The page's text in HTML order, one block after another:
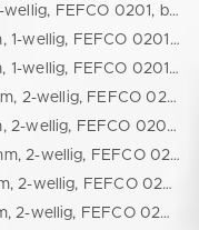
Faltkarton 8/2, 280 x 90 x 280 mm, 1-wellig, FEFCO 0201, braun (77722317116)
Faltkarton C119, 400 x 340 x 200 mm, 1-wellig, FEFCO 0201, braun (24400340200)
Faltkarton CJ6, 600 x 400 x 500 mm, 1-wellig, FEFCO 0201, braun (44411106005)
Faltkarton DD10 A, 350 x 250 x 110 mm, 2-wellig, FEFCO 0201, braun (24350250110)
Faltkarton DD10, 350 x 350 x 220 mm, 2-wellig, FEFCO 0201, braun (24350350220)
Faltkarton DD100, 700 x 560 x 520 mm, 2-wellig, FEFCO 0201, braun (24700560520)
Faltkarton DD120, 785 x 385 x 370 mm, 2-wellig, FEFCO 0201, braun (24780370370)
Faltkarton DD130, 785 x 585 x 375 mm, 2-wellig, FEFCO 0201, braun (24785585375)